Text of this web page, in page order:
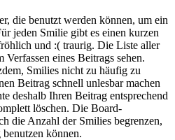
die benutzt werden können, um ein
jeden Smilie gibt es einen kurzen
und :( traurig. Die Liste aller
Verfassen eines Beitrags sehen.
Smilies nicht zu häufig zu
Beitrag schnell unlesbar machen
deshalb Ihren Beitrag entsprechend
löschen. Die Board-
die Anzahl der Smilies begrenzen,
können.